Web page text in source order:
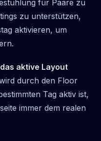
für Paare zu
zu unterstützen,
aktivieren, um
aktive Layout
durch den Floor
Tag aktiv ist,
immer dem realen